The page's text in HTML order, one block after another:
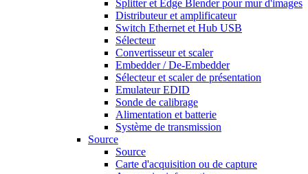
Splitter et Edge Blender pour mur d'images
Distributeur et amplificateur
Switch Ethernet et Hub USB
Sélecteur
Convertisseur et scaler
Embedder / De-Embedder
Sélecteur et scaler de présentation
Emulateur EDID
Sonde de calibrage
Alimentation et batterie
Système de transmission
Source
Source
Carte d'acquisition ou de capture